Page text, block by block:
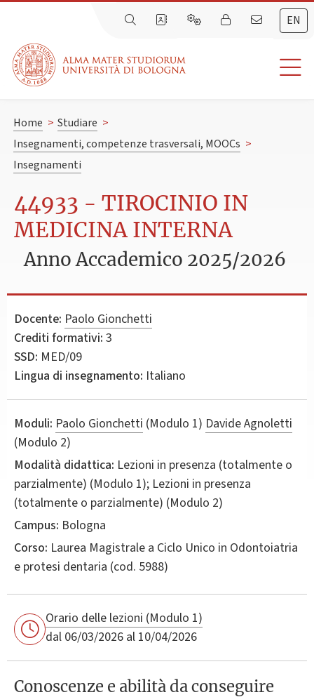
EN
Home > Studiare >
Insegnamenti, competenze trasversali, MOOCs >
Insegnamenti
44933 - TIROCINIO IN
MEDICINA INTERNA
Anno Accademico 2025/2026
Docente: Paolo Gionchetti
Crediti formativi: 3
SSD: MED/09
Lingua di insegnamento: Italiano
Moduli: Paolo Gionchetti (Modulo 1) Davide Agnoletti
(Modulo 2)
Modalità didattica: Lezioni in presenza (totalmente o
parzialmente) (Modulo 1); Lezioni in presenza
(totalmente o parzialmente) (Modulo 2)
Campus: Bologna
Corso: Laurea Magistrale a Ciclo Unico in Odontoiatria
e protesi dentaria (cod. 5988)
Orario delle lezioni (Modulo 1)
dal 06/03/2026 al 10/04/2026
Conoscenze e abilità da conseguire